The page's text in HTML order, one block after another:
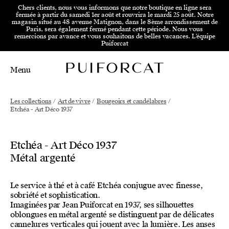
Aller au menu principal Aller au contenu principal Aller
Chers clients, nous vous informons que notre boutique en ligne sera
fermée à partir du samedi 1er août et rouvrira le mardi 25 août. Notre
magasin situé au 48 avenue Matignon, dans le 8ème arrondissement de
Paris, sera également fermé pendant cette période. Nous vous
remercions par avance et vous souhaitons de belles vacances. L'équipe
Puiforcat
Main Mobile Navigation
Menu
Les collections / Art de vivre / Bougeoirs et candélabres /
Etchéa - Art Déco 1937
Etchéa - Art Déco 1937
Métal argenté
Le service à thé et à café Etchéa conjugue avec finesse,
sobriété et sophistication.
Imaginées par Jean Puiforcat en 1937, ses silhouettes
oblongues en métal argenté se distinguent par de délicates
cannelures verticales qui jouent avec la lumière. Les anses